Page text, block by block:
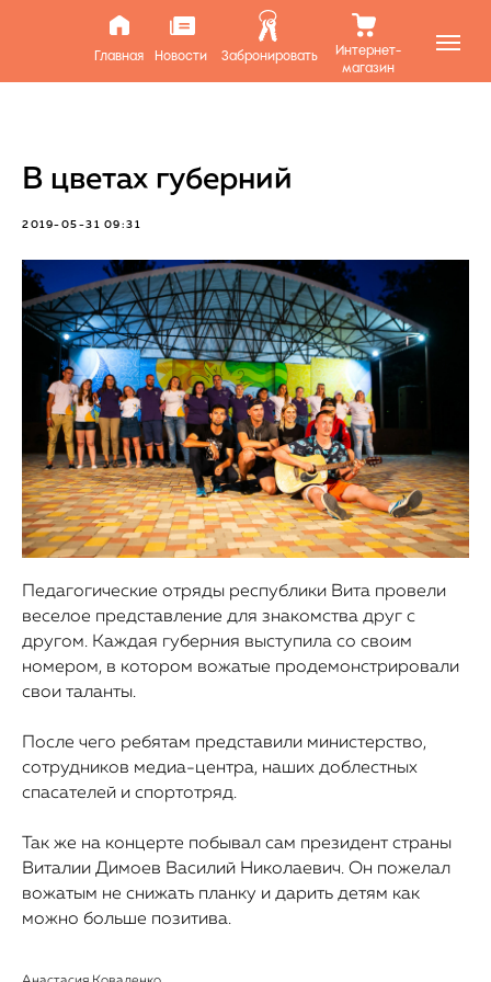
Главная Новости Забронировать
Интернет-
магазин
В цветах губерний
2019-05-31 09:31
Педагогические отряды республики Вита провели
веселое представление для знакомства друг с
другом. Каждая губерния выступила со своим
номером, в котором вожатые продемонстрировали
свои таланты.
После чего ребятам представили министерство,
сотрудников медиа-центра, наших доблестных
спасателей и спортотряд.
Так же на концерте побывал сам президент страны
Виталии Димоев Василий Николаевич. Он пожелал
вожатым не снижать планку и дарить детям как
можно больше позитива.